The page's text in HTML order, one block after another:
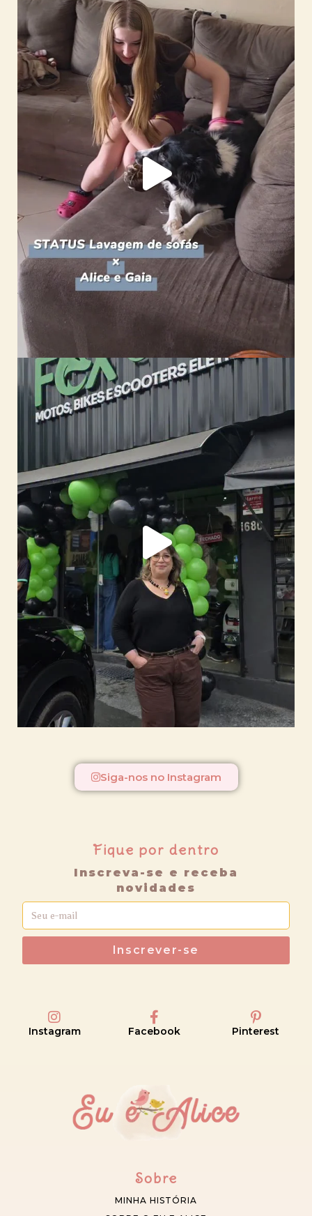
Siga-nos no Instagram
Fique por dentro
Inscreva-se e receba
novidades
Inscrever-se
Instagram Facebook Pinterest
Sobre
MINHA HISTÓRIA